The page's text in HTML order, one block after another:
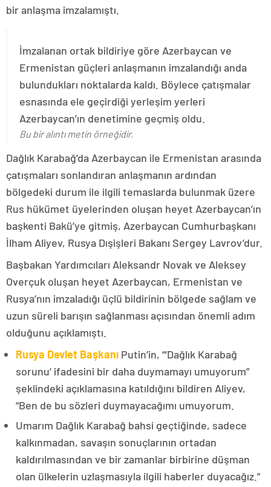
bir anlaşma imzalamıştı.
İmzalanan ortak bildiriye göre Azerbaycan ve
Ermenistan güçleri anlaşmanın imzalandığı anda
bulundukları noktalarda kaldı. Böylece çatışmalar
esnasında ele geçirdiği yerleşim yerleri
Azerbaycan’ın denetimine geçmiş oldu.
Bu bir alıntı metin örneğidir.
Dağlık Karabağ’da Azerbaycan ile Ermenistan arasında
çatışmaları sonlandıran anlaşmanın ardından
bölgedeki durum ile ilgili temaslarda bulunmak üzere
Rus hükümet üyelerinden oluşan heyet Azerbaycan’ın
başkenti Bakü’ye gitmiş, Azerbaycan Cumhurbaşkanı
İlham Aliyev, Rusya Dışişleri Bakanı Sergey Lavrov’dur.
Başbakan Yardımcıları Aleksandr Novak ve Aleksey
Overçuk oluşan heyet Azerbaycan, Ermenistan ve
Rusya’nın imzaladığı üçlü bildirinin bölgede sağlam ve
uzun süreli barışın sağlanması açısından önemli adım
olduğunu açıklamıştı.
Rusya Devlet Başkanı Putin’in, “‘Dağlık Karabağ
sorunu’ ifadesini bir daha duymamayı umuyorum”
şeklindeki açıklamasına katıldığını bildiren Aliyev,
“Ben de bu sözleri duymayacağımı umuyorum.
Umarım Dağlık Karabağ bahsi geçtiğinde, sadece
kalkınmadan, savaşın sonuçlarının ortadan
kaldırılmasından ve bir zamanlar birbirine düşman
olan ülkelerin uzlaşmasıyla ilgili haberler duyacağız.”